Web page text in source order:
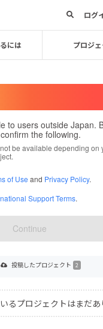
ログ
には プロジ
to users outside Japan.
the following.
be available depending on
of Use and Privacy Policy.
Support Terms.
Continue
kbys164
ジェクトを投稿しています
岐阜県
愛知県
投稿したプロジェクト 2
るプロジェクトはまだあ